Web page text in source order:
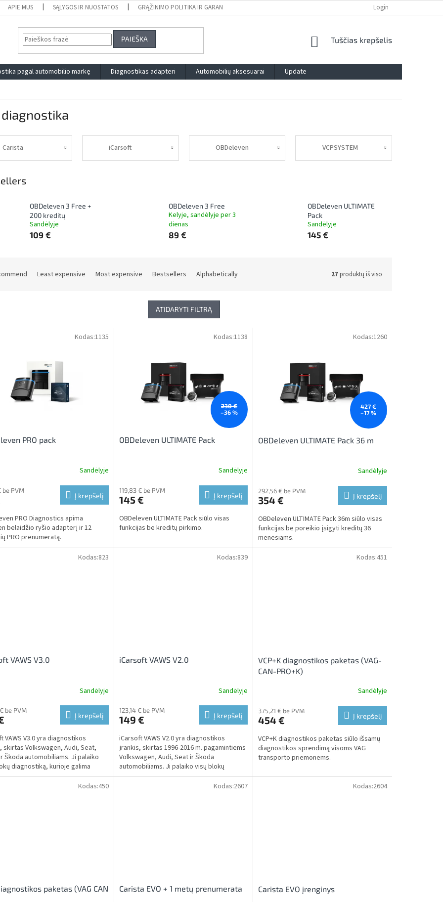
APIE MUS SĄLYGOS IR NUOSTATOS GRĄŽINIMO POLITIKA IR GARANTIJA BLOG
Login
PAIEŠKA
SHOPPING
Tuščias krepšelis
pagal automobilio markę Diagnostikas adapteri Automobilių aksesuarai Update
diagnostika
Carista iCarsoft OBDeleven VCPSYSTEM
OBDeleven 3 Free +
200 kreditų
Sandėlyje
109 €
OBDeleven 3 Free
Kelyje, sandėlyje per 3
dienas
89 €
OBDeleven ULTIMATE
Pack
Sandėlyje
145 €
Least expensive Most expensive Bestsellers Alphabetically 27produktų iš viso
ATIDARYTI FILTRĄ
PRO pack
Sandėlyje
be PVM
Į krepšelį
PRO Diagnostics apima
belaidžio ryšio adapterį ir 12
PRO prenumeratą.
Kodas:1135
230 €
–36 %
OBDeleven ULTIMATE Pack
Sandėlyje
119,83 € be PVM
145 € Į krepšelį
OBDeleven ULTIMATE Pack siūlo visas
funkcijas be kreditų pirkimo.
Kodas:1138
427 €
–17 %
OBDeleven ULTIMATE Pack 36 m
Sandėlyje
292,56 € be PVM
354 € Į krepšelį
OBDeleven ULTIMATE Pack 36m siūlo visas
funkcijas be poreikio įsigyti kreditų 36
mėnesiams.
Kodas:1260
VAWS V3.0
Sandėlyje
be PVM
Į krepšelį
VAWS V3.0 yra diagnostikos
skirtas Volkswagen, Audi, Seat,
Škoda automobiliams. Ji palaiko
diagnostiką, kurioje galima
ir...
Kodas:823
iCarsoft VAWS V2.0
Sandėlyje
123,14 € be PVM
149 € Į krepšelį
iCarsoft VAWS V2.0 yra diagnostikos
įrankis, skirtas 1996-2016 m. pagamintiems
Volkswagen, Audi, Seat ir Škoda
automobiliams. Ji palaiko visų blokų
diagnostiką, kurioje galima...
Kodas:839
VCP+K diagnostikos paketas (VAG-
CAN-PRO+K)
Sandėlyje
375,21 € be PVM
454 € Į krepšelį
VCP+K diagnostikos paketas siūlo išsamų
diagnostikos sprendimą visoms VAG
transporto priemonėms.
Kodas:451
paketas (VAG CAN
Kodas:450
Carista EVO + 1 metų prenumerata
Kodas:2607
Carista EVO įrenginys
Kodas:2604